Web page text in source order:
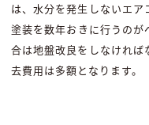
は、水分を発生しないエ
塗装を数年おきに行うの
合は地盤改良をしなけれ
去費用は多額となります。